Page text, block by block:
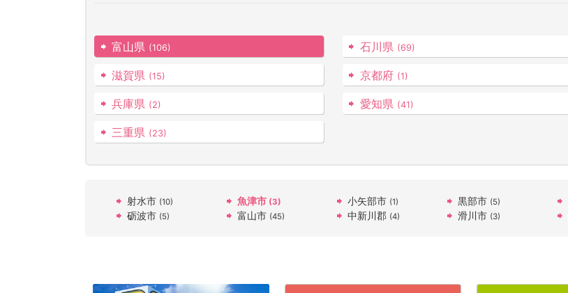
富山県 (106) 石川県 (69)
滋賀県 (15) 京都府 (1)
兵庫県 (2) 愛知県 (41)
三重県 (23)
射水市 (10) 魚津市 (3) 小矢部市 (1) 黒部市 (5)
砺波市 (5) 富山市 (45) 中新川郡 (4) 滑川市 (3)